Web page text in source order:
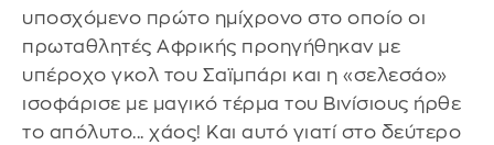
υποσχόμενο πρώτο ημίχρονο στο οποίο οι
πρωταθλητές Αφρικής προηγήθηκαν με
υπέροχο γκολ του Σαϊμπάρι και η «σελεσάο»
ισοφάρισε με μαγικό τέρμα του Βινίσιους ήρθε
το απόλυτο... χάος! Και αυτό γιατί στο δεύτερο